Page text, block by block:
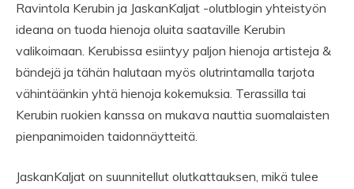
Ravintola Kerubin ja JaskanKaljat -olutblogin yhteistyön
ideana on tuoda hienoja oluita saataville Kerubin
valikoimaan. Kerubissa esiintyy paljon hienoja artisteja &
bändejä ja tähän halutaan myös olutrintamalla tarjota
vähintäänkin yhtä hienoja kokemuksia. Terassilla tai
Kerubin ruokien kanssa on mukava nauttia suomalaisten
pienpanimoiden taidonnäytteitä.
JaskanKaljat on suunnitellut olutkattauksen, mikä tulee